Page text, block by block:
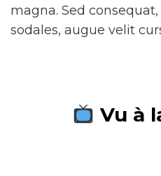
magna. Sed
sodales, augue velit
Vu à